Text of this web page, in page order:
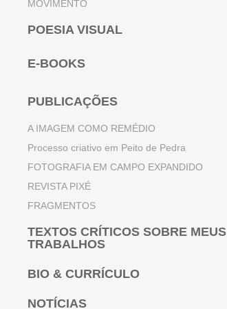
MOVIMENTO
POESIA VISUAL
E-BOOKS
PUBLICAÇÕES
A IMAGEM COMO REMÉDIO
Processo criativo em Peito de Pedra
FOTOGRAFIA EM CAMPO EXPANDIDO
REVISTA PIXÉ
FRAGMENTOS
TEXTOS CRÍTICOS SOBRE MEUS
TRABALHOS
BIO & CURRÍCULO
NOTÍCIAS